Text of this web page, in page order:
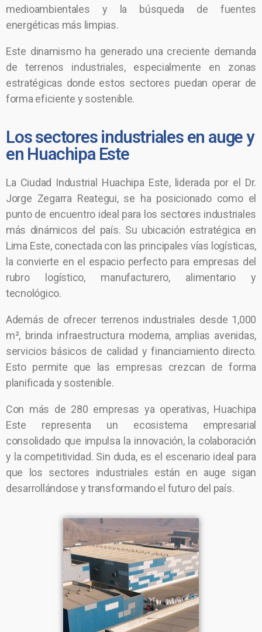
medioambientales y la búsqueda de fuentes
energéticas más limpias.
Este dinamismo ha generado una creciente demanda
de terrenos industriales, especialmente en zonas
estratégicas donde estos sectores puedan operar de
forma eficiente y sostenible.
Los sectores industriales en auge y
en Huachipa Este
La Ciudad Industrial Huachipa Este, liderada por el Dr.
Jorge Zegarra Reategui, se ha posicionado como el
punto de encuentro ideal para los sectores industriales
más dinámicos del país. Su ubicación estratégica en
Lima Este, conectada con las principales vías logísticas,
la convierte en el espacio perfecto para empresas del
rubro logístico, manufacturero, alimentario y
tecnológico.
Además de ofrecer terrenos industriales desde 1,000
m², brinda infraestructura moderna, amplias avenidas,
servicios básicos de calidad y financiamiento directo.
Esto permite que las empresas crezcan de forma
planificada y sostenible.
Con más de 280 empresas ya operativas, Huachipa
Este representa un ecosistema empresarial
consolidado que impulsa la innovación, la colaboración
y la competitividad. Sin duda, es el escenario ideal para
que los sectores industriales están en auge sigan
desarrollándose y transformando el futuro del país.